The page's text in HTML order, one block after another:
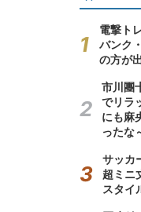
電撃ト
バンク
の方が
市川團
でリラ
にも麻
ったな
サッカ
超ミニ
スタイ